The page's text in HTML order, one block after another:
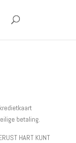
betaling.
HART KUNT